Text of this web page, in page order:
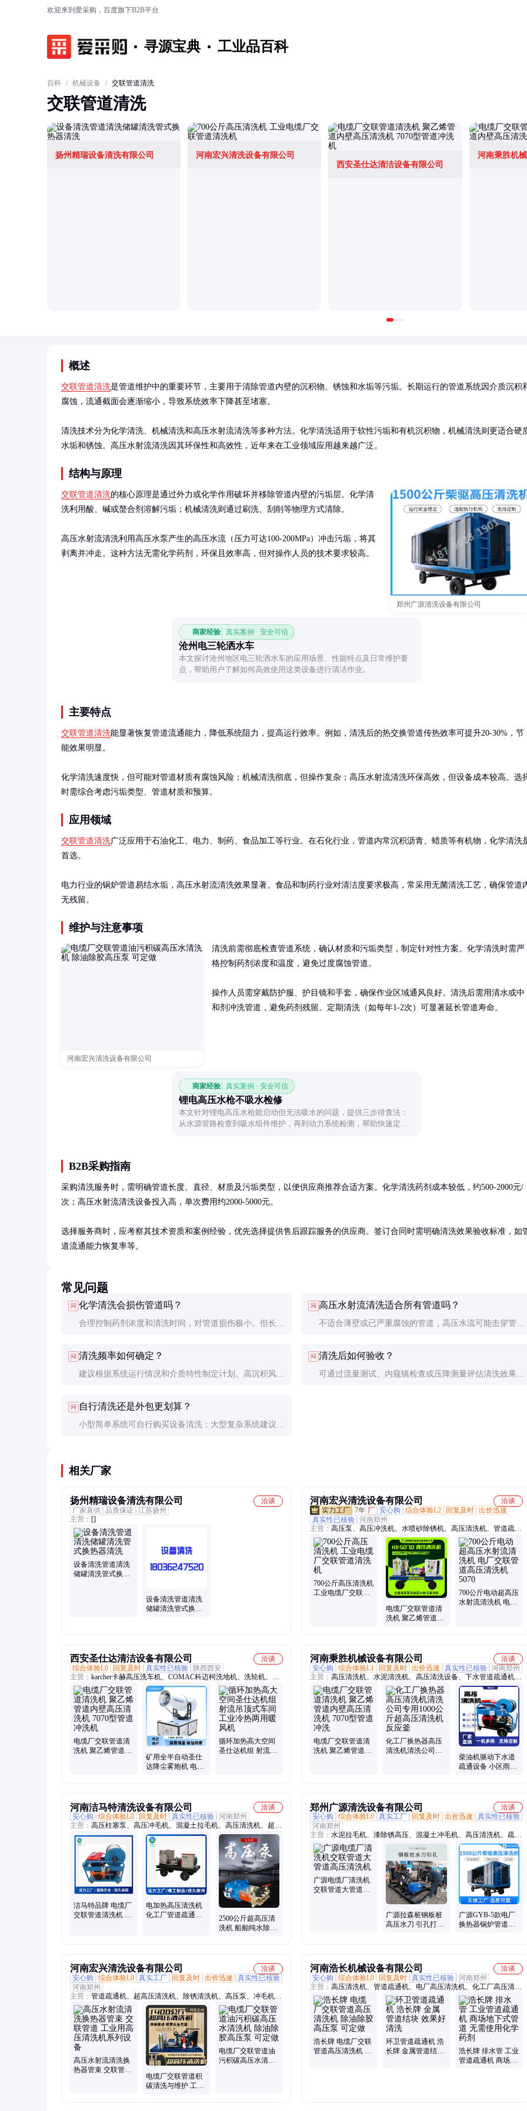
欢迎来到爱采购，百度旗下B2B平台
寻源宝典 工业品百科
百科 / 机械设备 / 交联管道清洗
交联管道清洗
扬州精瑞设备清洗有限公司
河南宏兴清洗设备有限公司
西安圣仕达清洁设备有限公司
河南秉胜机
概述
交联管道清洗是管道维护中的重要环节，主要用于清除管道内壁的沉积物、锈蚀和水垢等污垢。长期运行的管道系统因介质沉积
腐蚀，流通截面会逐渐缩小，导致系统效率下降甚至堵塞。
清洗技术分为化学清洗、机械清洗和高压水射流清洗等多种方法。化学清洗适用于软性污垢和有机沉积物，机械清洗则更适合硬
水垢和锈蚀。高压水射流清洗因其环保性和高效性，近年来在工业领域应用越来越广泛。
结构与原理
郑州广源清洗设备有限公司
交联管道清洗的核心原理是通过外力或化学作用破坏并移除管道内壁的污垢层。化学清
洗利用酸、碱或螯合剂溶解污垢；机械清洗则通过刷洗、刮削等物理方式清除。
高压水射流清洗利用高压水泵产生的高压水流（压力可达100-200MPa）冲击污垢，将其
剥离并冲走。这种方法无需化学药剂，环保且效率高，但对操作人员的技术要求较高。
商家经验 真实案例 · 安全可信
沧州电三轮洒水车
本文探讨沧州地区电三轮洒水车的应用场景、性能特点及日常维护要
点，帮助用户了解如何高效使用这类设备进行清洁作业。
主要特点
交联管道清洗能显著恢复管道流通能力，降低系统阻力，提高运行效率。例如，清洗后的热交换管道传热效率可提升20-30%，节
能效果明显。
化学清洗速度快，但可能对管道材质有腐蚀风险；机械清洗彻底，但操作复杂；高压水射流清洗环保高效，但设备成本较高。选
时需综合考虑污垢类型、管道材质和预算。
应用领域
交联管道清洗广泛应用于石油化工、电力、制药、食品加工等行业。在石化行业，管道内常沉积沥青、蜡质等有机物，化学清洗
首选。
电力行业的锅炉管道易结水垢，高压水射流清洗效果显著。食品和制药行业对清洁度要求极高，常采用无菌清洗工艺，确保管道
无残留。
维护与注意事项
河南宏兴清洗设备有限公司
清洗前需彻底检查管道系统，确认材质和污垢类型，制定针对性方案。化学清洗时需严
格控制药剂浓度和温度，避免过度腐蚀管道。
操作人员需穿戴防护服、护目镜和手套，确保作业区域通风良好。清洗后需用清水或中
和剂冲洗管道，避免药剂残留。定期清洗（如每年1-2次）可显著延长管道寿命。
商家经验 真实案例 · 安全可信
锂电高压水枪不吸水检修
本文针对锂电高压水枪能启动但无法吸水的问题，提供三步排查法：
从水源管路检查到吸水组件维护，再到动力系统检测，帮助快速定位
B2B采购指南
采购清洗服务时，需明确管道长度、直径、材质及污垢类型，以便供应商推荐合适方案。化学清洗药剂成本较低，约500-2000元/
次；高压水射流清洗设备投入高，单次费用约2000-5000元。
选择服务商时，应考察其技术资质和案例经验，优先选择提供售后跟踪服务的供应商。签订合同时需明确清洗效果验收标准，如
道流通能力恢复率等。
常见问题
问 化学清洗会损伤管道吗？
合理控制药剂浓度和清洗时间，对管道损伤极小。但长时
范。
问 高压水射流清洗适合所有管道吗？
不适合薄壁或已严重腐蚀的管道，高压水流可能击穿管
问 清洗频率如何确定？
建议根据系统运行情况和介质特性制定计划。高沉积风险
可2-3年一次。
问 清洗后如何验收？
可通过流量测试、内窥镜检查或压降测量评估清洗效果。
问 自行清洗还是外包更划算？
小型简单系统可自行购买设备清洗；大型复杂系统建议外
相关厂家
扬州精瑞设备清洗有限公司
洽谈
厂家直供 品质保证 江苏扬州
主营： []
设备清洗管道清洗
储罐清洗管式换热
设备清洗管道清洗
储罐清洗管式换热
河南宏兴清洗设备有限公司
洽谈
7年 厂 安心购 综合体验L2 回复及时 出价迅速
真实性已核验 河南郑州
主营： 高压泵、高压冲洗机、水喷砂除锈机、高压清洗机、管道疏通
机、管道冲洗机、下水道清洗机、电厂高压清洗机、化工厂高压清洗
机、换热器清洗机、冷凝器清洗机、超高压清洗机、进口高压清洗
机、高压清洗泵、标线清洗机、清洗机配件、柱塞泵、水除线设备、
溢流枪、脚踏阀、高压泵配件、高压管、柔性枪、旋转喷头、冲毛机
700公斤高压清洗机
工业电缆厂交联管
电缆厂交联管道清
洗机 聚乙烯管道内
700公斤电动超高压
水射流清洗机 电厂
西安圣仕达清洁设备有限公司
洽谈
综合体验L0
回复及时 真实性已核验 陕西西安
主营： karcher卡赫高压洗车机、COMAC科迈柯洗地机、洗轮机、
MAHA马哈高压清洗机、FUSSEN富森高压清洗机、清洗车、高压清
洗车、雾炮车、扫雪机、抛雪机、洗地车、洗车台、刷地车、洗地
机、扫地车、吸尘机、吸尘器、电动三轮洒水车、雾炮机、雾桩、高
压喷雾降尘设备、围挡喷淋
电缆厂交联管道清
洗机 聚乙烯管道内
矿用全半自动圣仕
达降尘雾炮机 电厂
循环加热高大空间
圣仕达机组 射流吊
河南秉胜机械设备有限公司
洽谈
安心购
综合体验L1 回复及时 出价迅速 真实性已核验 河南郑州
主营： 高压清洗机、水泥清洗机、高压清洗设备、下水管道疏通机、
高压清洗疏通机、除油除锈机、高压疏通机、拉毛机
电缆厂交联管道清
洗机 聚乙烯管道内
化工厂换热器高压
清洗机清洗公司专
柴油机驱动下水道
疏通设备 小区雨水
河南洁马特清洗设备有限公司
洽谈
安心购
综合体验L0 回复及时 真实性已核验 河南郑州
主营： 高压柱塞泵、高压冲毛机、混凝土拉毛机、高压清洗机、超高
压清洗机、管道清洗机、热水高压清洗机、试压泵、高压注浆泵、便
携式水刀切割机、水刀引孔设备、高压水枪、高压水破碎混凝土设备
洁马特品牌 电缆厂
交联管道清洗机 聚
电加热高压清洗机
化工厂管道疏通机
2500公斤超高压清
洗机 船舶纯水除漆
郑州广源清洗设备有限公司
洽谈
安心购
综合体验L0 真实工厂 回复及时 出价迅速
真实性已核验
河南郑州
主营： 水泥拉毛机、漆除锈高压、混凝土冲毛机、高压清洗机、疏通
清洗机、管道清淤疏通、高压管道疏通、下水道疏通机、高压水泥外
墙、高压水混凝土、换热器冷凝器
广源电缆厂清洗机
交联管道大管道高
广源拉森桩钢板桩
高压水刀 引孔打桩
广源GYB-5款电厂
换热器锅炉管道
河南宏兴清洗设备有限公司
洽谈
安心购
综合体验L0 真实工厂 回复及时 出价迅速
真实性已核验
河南郑州
主营： 管道疏通机、超高压清洗机、除锈清洗机、高压泵、冲毛机、
旋转喷头
高压水射流清洗换
热器管束 交联管道
电缆厂交联管道积
碳清洗与维护 工业
电缆厂交联管道油
污积碳高压水清洗
河南浩长机械设备有限公司
洽谈
安心购
综合体验L0 回复及时 真实性已核验 河南郑州
主营： 高压清洗机、管道疏通机、电厂高压清洗机、化工厂高压清洗
机、釜罐高压清洗机、清洗机售后服务、500公斤高压清洗机、1000
公斤高压清洗、1500公斤高压清洗、800公斤高压清洗机、超高压清
洗机、3000公斤高压清洗、物业小区管道疏通机、汽油管道疏通机、
柴油管道疏通机、上下水管道疏通机、水喷沙除锈机、高压拉毛机、
下水道疏通机
浩长牌 电缆厂交联
管道高压清洗机 除
环卫管道疏通机 浩
长牌 金属管道结块
浩长牌 排水管 工业
管道疏通机 商场地